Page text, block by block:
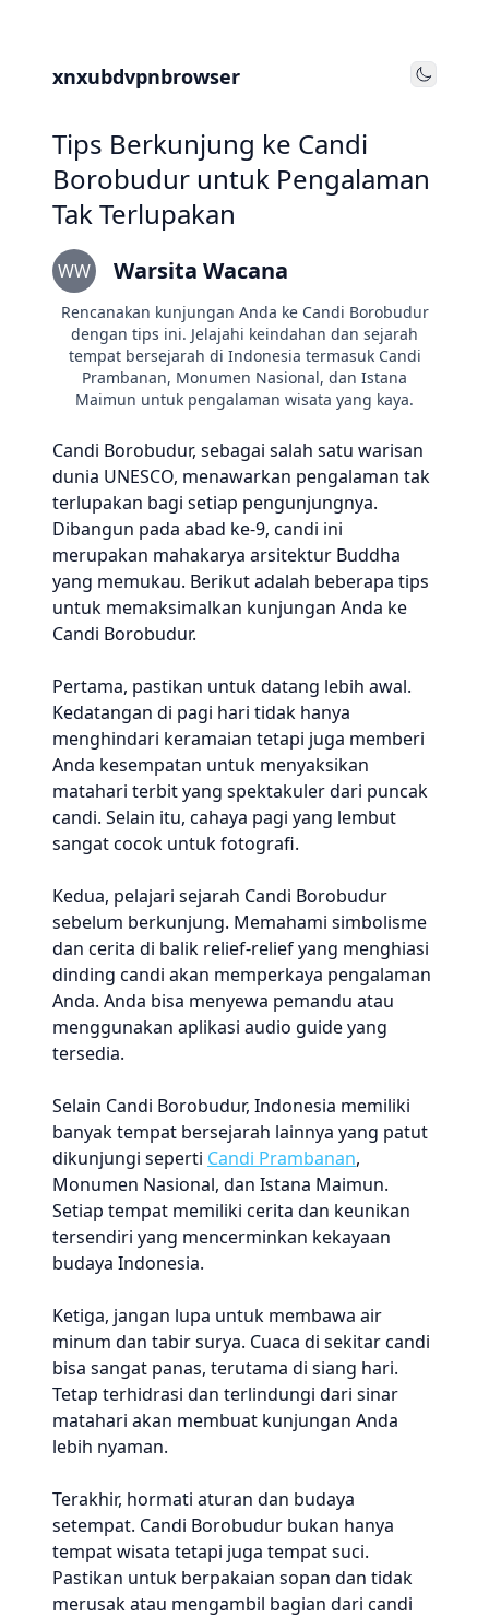
xnxubdvpnbrowser Toggle
Tips Berkunjung ke Candi
Borobudur untuk Pengalaman
Tak Terlupakan
WW Warsita Wacana
Rencanakan kunjungan Anda ke Candi Borobudur
dengan tips ini. Jelajahi keindahan dan sejarah
tempat bersejarah di Indonesia termasuk Candi
Prambanan, Monumen Nasional, dan Istana
Maimun untuk pengalaman wisata yang kaya.
Candi Borobudur, sebagai salah satu warisan
dunia UNESCO, menawarkan pengalaman tak
terlupakan bagi setiap pengunjungnya.
Dibangun pada abad ke-9, candi ini
merupakan mahakarya arsitektur Buddha
yang memukau. Berikut adalah beberapa tips
untuk memaksimalkan kunjungan Anda ke
Candi Borobudur.
Pertama, pastikan untuk datang lebih awal.
Kedatangan di pagi hari tidak hanya
menghindari keramaian tetapi juga memberi
Anda kesempatan untuk menyaksikan
matahari terbit yang spektakuler dari puncak
candi. Selain itu, cahaya pagi yang lembut
sangat cocok untuk fotografi.
Kedua, pelajari sejarah Candi Borobudur
sebelum berkunjung. Memahami simbolisme
dan cerita di balik relief-relief yang menghiasi
dinding candi akan memperkaya pengalaman
Anda. Anda bisa menyewa pemandu atau
menggunakan aplikasi audio guide yang
tersedia.
Selain Candi Borobudur, Indonesia memiliki
banyak tempat bersejarah lainnya yang patut
dikunjungi seperti Candi Prambanan,
Monumen Nasional, dan Istana Maimun.
Setiap tempat memiliki cerita dan keunikan
tersendiri yang mencerminkan kekayaan
budaya Indonesia.
Ketiga, jangan lupa untuk membawa air
minum dan tabir surya. Cuaca di sekitar candi
bisa sangat panas, terutama di siang hari.
Tetap terhidrasi dan terlindungi dari sinar
matahari akan membuat kunjungan Anda
lebih nyaman.
Terakhir, hormati aturan dan budaya
setempat. Candi Borobudur bukan hanya
tempat wisata tetapi juga tempat suci.
Pastikan untuk berpakaian sopan dan tidak
merusak atau mengambil bagian dari candi